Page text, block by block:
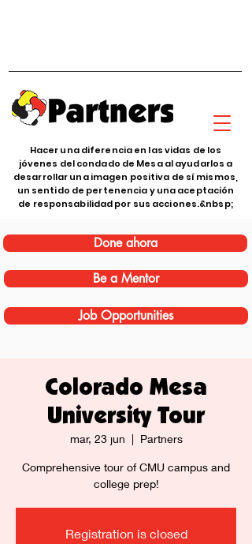
Hacer una diferencia en las vidas de los
jóvenes del condado de Mesa al ayudarlos a
desarrollar una imagen positiva de sí mismos,
un sentido de pertenencia y una aceptación
de responsabilidad por sus acciones.&nbsp;
Done ahora
Be a Mentor
Job Opportunities
Colorado Mesa
University Tour
mar, 23 jun
  |
Partners
Comprehensive tour of CMU campus and
college prep!
Registration is closed